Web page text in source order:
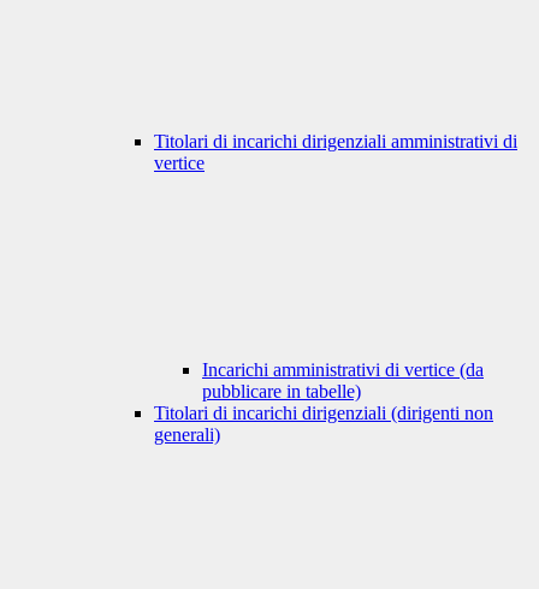
Titolari di incarichi dirigenziali amministrativi di
vertice
Incarichi amministrativi di vertice (da
pubblicare in tabelle)
Titolari di incarichi dirigenziali (dirigenti non
generali)